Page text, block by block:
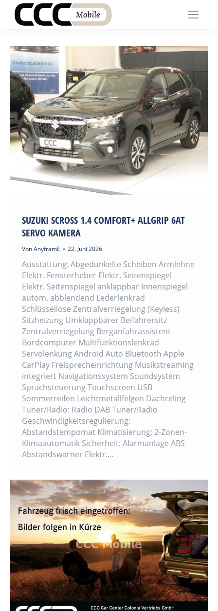
SUZUKI SCROSS 1.4 COMFORT+ ALLGRIP 6AT
SERVO KAMERA
VonAnyframE 22. Juni 2026
Ausstattung: Abgedunkelte Scheiben Armlehne
Elektr. Fensterheber Elektr. Seitenspiegel
Elektr. Seitenspiegel anklappbar Innenspiegel
autom. abblendend Lederlenkrad
Schlüssellose Zentralverriegelung (Keyless)
Sitzheizung Umklappbarer Beifahrersitz
Zentralverriegelung Berganfahrassistent
Bordcomputer Multifunktionslenkrad
Servolenkung Android Auto Bluetooth Apple
CarPlay Freisprecheinrichtung Musikstreaming
integriert Navigationssystem Soundsystem
Sprachsteuerung Touchscreen USB
Sommerreifen Leichtmetallfelgen Dachreling
Tuner/Radio: Radio DAB Tuner/Radio
Geschwindigkeitsregulierung:
Abstandstempomat Klimatisierung: 2-Zonen-
Klimaautomatik Sicherheit: Alarmanlage ABS
Abstandswarner Elektr.…